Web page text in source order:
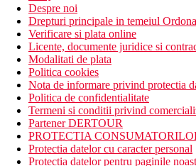
Despre noi
Drepturi principale in temeiul
Verificare si plata online
Licente, documente juridice si
Modalitati de plata
Politica cookies
Nota de informare privind protectia
Politica de confidentialitate
Termeni si conditii privind
Partener DERTOUR
PROTECTIA
Protectia datelor cu caracter personal
Protectia datelor pentru paginile